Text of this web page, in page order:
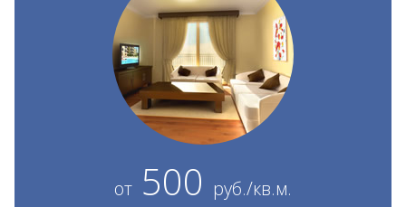
от 500 руб./кв.м.